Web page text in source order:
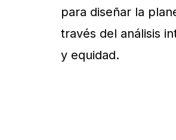
para diseñar la
través del análisis
y equidad.